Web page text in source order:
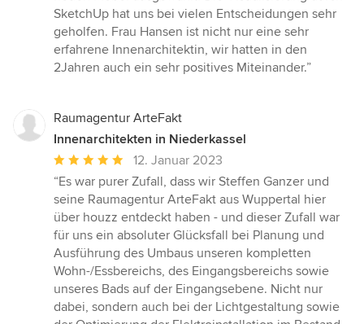
SketchUp hat uns bei vielen Entscheidungen sehr
geholfen. Frau Hansen ist nicht nur eine sehr
erfahrene Innenarchitektin, wir hatten in den
2Jahren auch ein sehr positives Miteinander.”
Raumagentur ArteFakt
Innenarchitekten in Niederkassel
Durchschnittliche
Bewertung:
5
von
5
Sternen
12. Januar 2023
“Es war purer Zufall, dass wir Steffen Ganzer und
seine Raumagentur ArteFakt aus Wuppertal hier
über houzz entdeckt haben - und dieser Zufall war
für uns ein absoluter Glücksfall bei Planung und
Ausführung des Umbaus unseren kompletten
Wohn-/Essbereichs, des Eingangsbereichs sowie
unseres Bads auf der Eingangsebene. Nicht nur
dabei, sondern auch bei der Lichtgestaltung sowie